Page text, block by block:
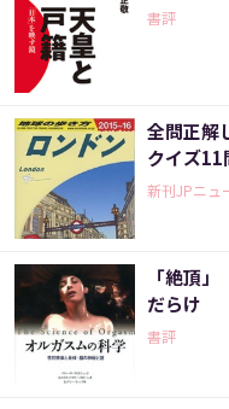
書評
全問正解
クイズ11
新刊JPニュ
「絶頂
だらけ
書評